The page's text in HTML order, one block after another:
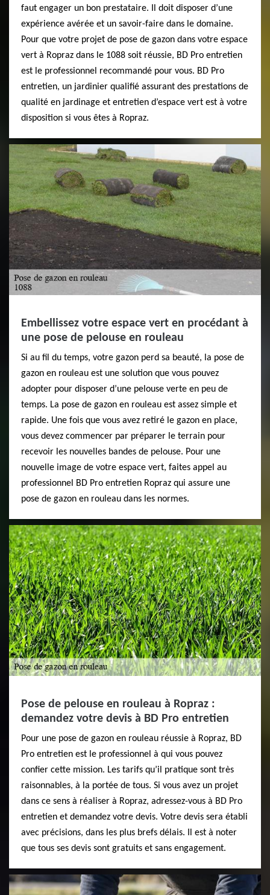
faut engager un bon prestataire. Il doit disposer d’une
expérience avérée et un savoir-faire dans le domaine.
Pour que votre projet de pose de gazon dans votre espace
vert à Ropraz dans le 1088 soit réussie, BD Pro entretien
est le professionnel recommandé pour vous. BD Pro
entretien, un jardinier qualifié assurant des prestations de
qualité en jardinage et entretien d’espace vert est à votre
disposition si vous êtes à Ropraz.
Embellissez votre espace vert en procédant à
une pose de pelouse en rouleau
Si au fil du temps, votre gazon perd sa beauté, la pose de
gazon en rouleau est une solution que vous pouvez
adopter pour disposer d’une pelouse verte en peu de
temps. La pose de gazon en rouleau est assez simple et
rapide. Une fois que vous avez retiré le gazon en place,
vous devez commencer par préparer le terrain pour
recevoir les nouvelles bandes de pelouse. Pour une
nouvelle image de votre espace vert, faites appel au
professionnel BD Pro entretien Ropraz qui assure une
pose de gazon en rouleau dans les normes.
Pose de pelouse en rouleau à Ropraz :
demandez votre devis à BD Pro entretien
Pour une pose de gazon en rouleau réussie à Ropraz, BD
Pro entretien est le professionnel à qui vous pouvez
confier cette mission. Les tarifs qu’il pratique sont très
raisonnables, à la portée de tous. Si vous avez un projet
dans ce sens à réaliser à Ropraz, adressez-vous à BD Pro
entretien et demandez votre devis. Votre devis sera établi
avec précisions, dans les plus brefs délais. Il est à noter
que tous ses devis sont gratuits et sans engagement.